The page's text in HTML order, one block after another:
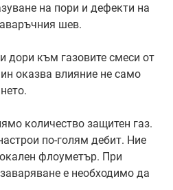
на пори и дефекти на
шев.
дори към газовите смеси от
оказва влияние не само
количество защитен газ.
по-голям дебит. Ние
флоуметър. При
е необходимо да